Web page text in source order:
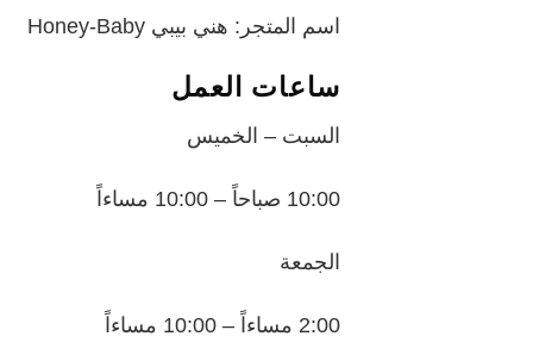
اسم المتجر: هني بيبي Honey-Baby
ساعات العمل
السبت – الخميس
10:00 صباحاً – 10:00 مساءاً
الجمعة
2:00 مساءاً – 10:00 مساءاً